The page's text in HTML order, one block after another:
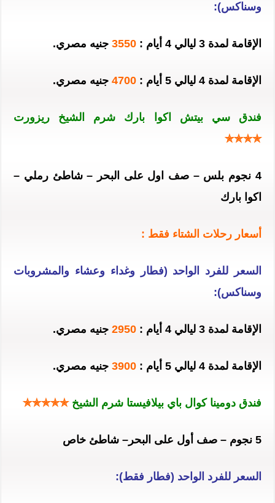
وسناكس):
الإقامة لمدة 3 ليالي 4 أيام : 3550 جنيه مصري.
الإقامة لمدة 4 ليالي 5 أيام : 4700 جنيه مصري.
فندق سي بيتش اكوا بارك شرم الشيخ ريزورت
✯✯✯✯
4 نجوم بلس – صف اول على البحر – شاطئ رملي –
اكوا بارك
أسعار رحلات الشتاء فقط :
السعر للفرد الواحد (فطار وغداء وعشاء والمشروبات
وسناكس):
الإقامة لمدة 3 ليالي 4 أيام : 2950 جنيه مصري.
الإقامة لمدة 4 ليالي 5 أيام : 3900 جنيه مصري.
فندق دومينا كوال باي بيلافيستا شرم الشيخ ✯✯✯✯✯
5 نجوم – صف أول على البحر– شاطئ خاص
السعر للفرد الواحد (فطار فقط):